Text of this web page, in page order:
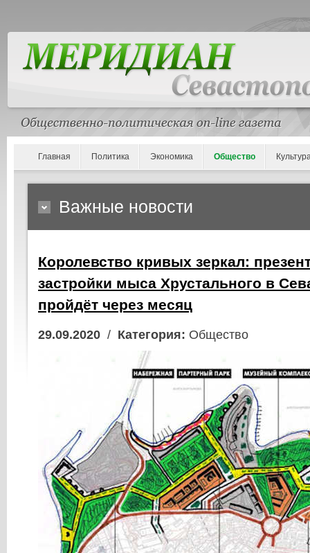
Главная Политика Экономика Общество
Важные новости
Королевство кривых зеркал:
застройки мыса Хрустального в
пройдёт через месяц
29.09.2020 / Категория: Общество